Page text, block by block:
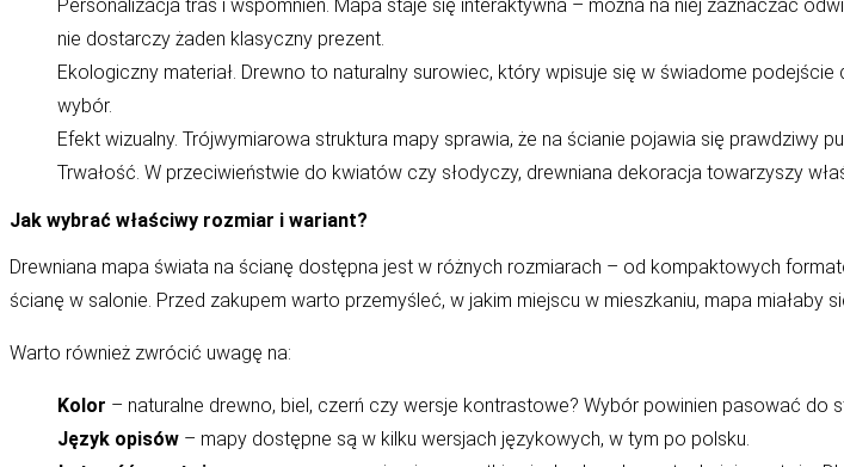
Personalizacja tras i wspomnień. Mapa staje się interaktywna – można na niej zaznaczać
nie dostarczy żaden klasyczny prezent.
Ekologiczny materiał. Drewno to naturalny surowiec, który wpisuje się w świadome
wybór.
Efekt wizualny. Trójwymiarowa struktura mapy sprawia, że na ścianie pojawia się
Trwałość. W przeciwieństwie do kwiatów czy słodyczy, drewniana dekoracja towarzyszy
Jak wybrać właściwy rozmiar i wariant?
Drewniana mapa świata na ścianę dostępna jest w różnych rozmiarach – od kompaktowych
ścianę w salonie. Przed zakupem warto przemyśleć, w jakim miejscu w mieszkaniu, mapa miałaby
Warto również zwrócić uwagę na:
Kolor – naturalne drewno, biel, czerń czy wersje kontrastowe? Wybór powinien pasować do
Język opisów – mapy dostępne są w kilku wersjach językowych, w tym po polsku.